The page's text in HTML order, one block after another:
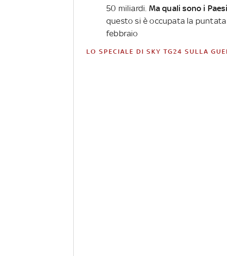
50 miliardi. Ma quali sono i
questo si è occupata la
febbraio
LO SPECIALE DI SKY TG24 SULLA